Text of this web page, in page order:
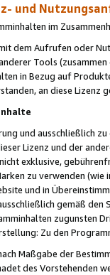
und
im
dem Aufrufen oder
Tools (zusammen
in Bezug auf
an diese Lizenz
und ausschließlich
Lizenz und der
exklusive,
zu verwenden
und in
gemäß
zugunsten
Zu den
Maßgabe der
des Vorstehenden